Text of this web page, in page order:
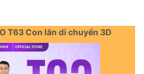
T63 Con lăn di chuyển 3D